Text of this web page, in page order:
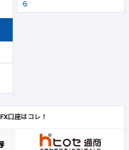
ら
口座はコレ！